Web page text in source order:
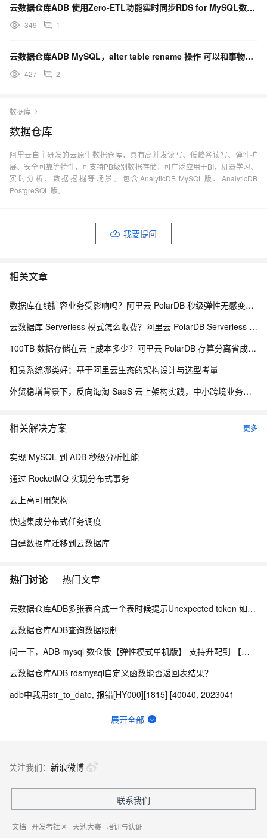
云数据仓库ADB 使用Zero-ETL功能实时同步RDS for MySQL数据-方案优势
349 1
云数据仓库ADB MySQL，alter table rename 操作 可以和事物一起使用吗？
427 2
数据库
数据仓库
阿里云自主研发的云原生数据仓库，具有高并发读写、低峰谷读写、弹性扩
展、安全可靠等特性，可支持PB级别数据存储，可广泛应用于BI、机器学习、
实时分析、数据挖掘等场景。包含AnalyticDB MySQL版、AnalyticDB
PostgreSQL 版。
我要提问
相关文章
数据库在线扩容业务受影响吗？阿里云 PolarDB 秒级弹性无感变配解析
云数据库 Serverless 模式怎么收费？阿里云 PolarDB Serverless 按需计费解析
100TB 数据存储在云上成本多少？阿里云 PolarDB 存算分离省成本解析
租赁系统哪类好：基于阿里云生态的架构设计与选型考量
外贸稳增背景下，反向海淘 SaaS 云上架构实践，中小跨境业务如何低成本扛住流量脉冲
相关解决方案 更多
实现 MySQL 到 ADB 秒级分析性能
通过 RocketMQ 实现分布式事务
云上高可用架构
快速集成分布式任务调度
自建数据库迁移到云数据库
热门讨论 热门文章
云数据仓库ADB多张表合成一个表时候提示Unexpected token 如何优化？
云数据仓库ADB查询数据限制
问一下，ADB mysql 数仓版【弹性模式单机版】 支持升配到 【弹性模式集群版】 吗 ？
云数据仓库ADB rdsmysql自定义函数能否返回表结果？
adb中我用str_to_date, 报错[HY000][1815] [40040, 2023041
想获取当前adb是数仓版还是湖仓版有sql语法吗？
云数据仓库ADB如何通过主外键约束提升JOIN查询性能？
云数据仓库ADB，如何查看连接地址？
展开全部
关注我们： 新浪微博
联系我们
文档 | 开发者社区 | 天池大赛 | 培训与认证